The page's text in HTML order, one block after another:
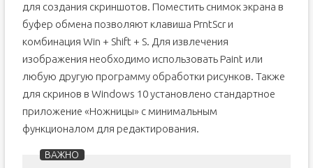
для создания скриншотов. Поместить снимок экрана в
буфер обмена позволяют клавиша PrntScr и
комбинация Win + Shift + S. Для извлечения
изображения необходимо использовать Paint или
любую другую программу обработки рисунков. Также
для скринов в Windows 10 установлено стандартное
приложение «Ножницы» с минимальным
функционалом для редактирования.